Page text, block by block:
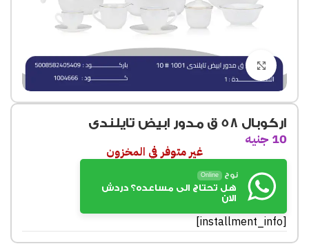
Click to enlarge
اركوبال 58 ق مدور ابيض تايلندى
10 جنيه
غير متوفر في المخزون
نوح Online
هل تحتاج الى مساعده؟ دردش
الان
[installment_info]